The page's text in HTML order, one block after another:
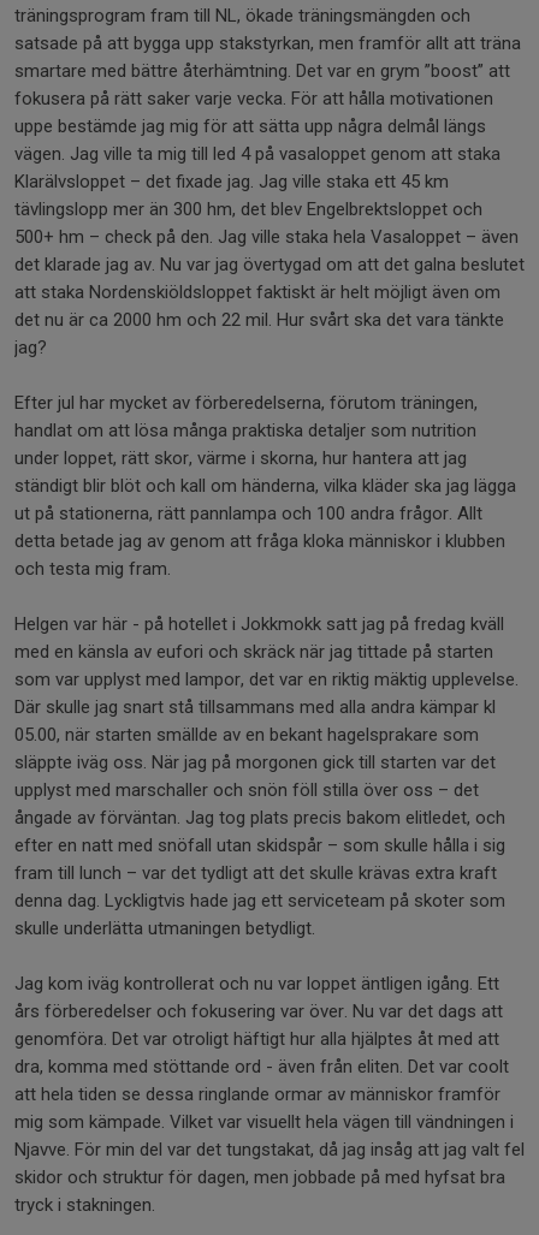
träningsprogram fram till NL, ökade träningsmängden och
satsade på att bygga upp stakstyrkan, men framför allt att träna
smartare med bättre återhämtning. Det var en grym ”boost” att
fokusera på rätt saker varje vecka. För att hålla motivationen
uppe bestämde jag mig för att sätta upp några delmål längs
vägen. Jag ville ta mig till led 4 på vasaloppet genom att staka
Klarälvsloppet – det fixade jag. Jag ville staka ett 45 km
tävlingslopp mer än 300 hm, det blev Engelbrektsloppet och
500+ hm – check på den. Jag ville staka hela Vasaloppet – även
det klarade jag av. Nu var jag övertygad om att det galna beslutet
att staka Nordenskiöldsloppet faktiskt är helt möjligt även om
det nu är ca 2000 hm och 22 mil. Hur svårt ska det vara tänkte
jag?
Efter jul har mycket av förberedelserna, förutom träningen,
handlat om att lösa många praktiska detaljer som nutrition
under loppet, rätt skor, värme i skorna, hur hantera att jag
ständigt blir blöt och kall om händerna, vilka kläder ska jag lägga
ut på stationerna, rätt pannlampa och 100 andra frågor. Allt
detta betade jag av genom att fråga kloka människor i klubben
och testa mig fram.
Helgen var här - på hotellet i Jokkmokk satt jag på fredag kväll
med en känsla av eufori och skräck när jag tittade på starten
som var upplyst med lampor, det var en riktig mäktig upplevelse.
Där skulle jag snart stå tillsammans med alla andra kämpar kl
05.00, när starten smällde av en bekant hagelsprakare som
släppte iväg oss. När jag på morgonen gick till starten var det
upplyst med marschaller och snön föll stilla över oss – det
ångade av förväntan. Jag tog plats precis bakom elitledet, och
efter en natt med snöfall utan skidspår – som skulle hålla i sig
fram till lunch – var det tydligt att det skulle krävas extra kraft
denna dag. Lyckligtvis hade jag ett serviceteam på skoter som
skulle underlätta utmaningen betydligt.
Jag kom iväg kontrollerat och nu var loppet äntligen igång. Ett
års förberedelser och fokusering var över. Nu var det dags att
genomföra. Det var otroligt häftigt hur alla hjälptes åt med att
dra, komma med stöttande ord - även från eliten. Det var coolt
att hela tiden se dessa ringlande ormar av människor framför
mig som kämpade. Vilket var visuellt hela vägen till vändningen i
Njavve. För min del var det tungstakat, då jag insåg att jag valt fel
skidor och struktur för dagen, men jobbade på med hyfsat bra
tryck i stakningen.